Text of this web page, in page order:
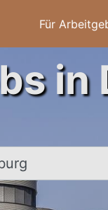
Für
in